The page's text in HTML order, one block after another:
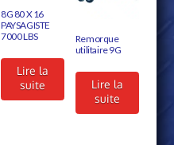
8G 80 X 16
PAYSAGISTE
7000 LBS
Lire la
suite
Remorque
utilitaire 9G
Lire la
suite